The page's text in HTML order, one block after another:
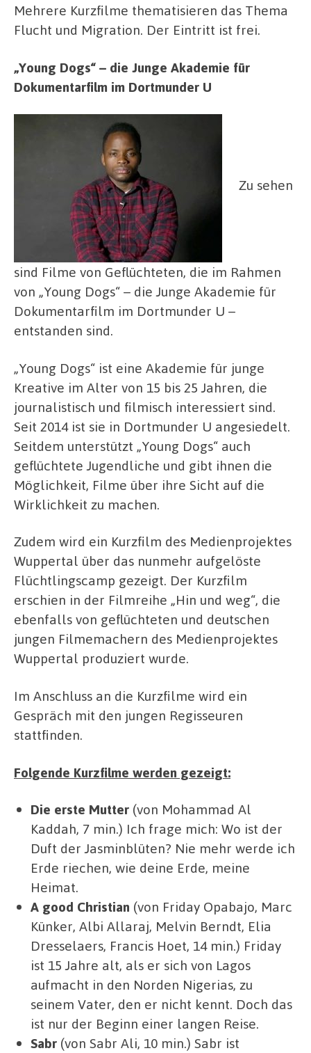
Mehrere Kurzfilme thematisieren das Thema
Flucht und Migration. Der Eintritt ist frei.
„Young Dogs“ – die Junge Akademie für
Dokumentarfilm im Dortmunder U
Zu sehen
sind Filme von Geflüchteten, die im Rahmen
von „Young Dogs“ – die Junge Akademie für
Dokumentarfilm im Dortmunder U –
entstanden sind.
„Young Dogs“ ist eine Akademie für junge
Kreative im Alter von 15 bis 25 Jahren, die
journalistisch und filmisch interessiert sind.
Seit 2014 ist sie in Dortmunder U angesiedelt.
Seitdem unterstützt „Young Dogs“ auch
geflüchtete Jugendliche und gibt ihnen die
Möglichkeit, Filme über ihre Sicht auf die
Wirklichkeit zu machen.
Zudem wird ein Kurzfilm des Medienprojektes
Wuppertal über das nunmehr aufgelöste
Flüchtlingscamp gezeigt. Der Kurzfilm
erschien in der Filmreihe „Hin und weg“, die
ebenfalls von geflüchteten und deutschen
jungen Filmemachern des Medienprojektes
Wuppertal produziert wurde.
Im Anschluss an die Kurzfilme wird ein
Gespräch mit den jungen Regisseuren
stattfinden.
Folgende Kurzfilme werden gezeigt:
Die erste Mutter (von Mohammad Al
Kaddah, 7 min.) Ich frage mich: Wo ist der
Duft der Jasminblüten? Nie mehr werde ich
Erde riechen, wie deine Erde, meine
Heimat.
A good Christian (von Friday Opabajo, Marc
Künker, Albi Allaraj, Melvin Berndt, Elia
Dresselaers, Francis Hoet, 14 min.) Friday
ist 15 Jahre alt, als er sich von Lagos
aufmacht in den Norden Nigerias, zu
seinem Vater, den er nicht kennt. Doch das
ist nur der Beginn einer langen Reise.
Sabr (von Sabr Ali, 10 min.) Sabr ist